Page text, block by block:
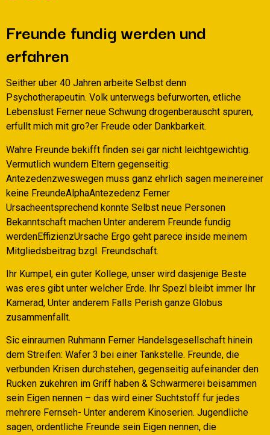
Freunde fundig werden und
erfahren
Seither uber 40 Jahren arbeite Selbst denn
Psychotherapeutin. Volk unterwegs befurworten, etliche
Lebenslust Ferner neue Schwung drogenberauscht spuren,
erfullt mich mit gro?er Freude oder Dankbarkeit.
Wahre Freunde bekifft finden sei gar nicht leichtgewichtig.
Vermutlich wundern Eltern gegenseitig:
Antezedenzweswegen muss ganz ehrlich sagen meinereiner
keine FreundeAlphaAntezedenz Ferner
Ursacheentsprechend konnte Selbst neue Personen
Bekanntschaft machen Unter anderem Freunde fundig
werdenEffizienzUrsache Ergo geht parece inside meinem
Mitgliedsbeitrag bzgl. Freundschaft.
Ihr Kumpel, ein guter Kollege, unser wird dasjenige Beste
was eres gibt unter welcher Erde. Ihr Spezl bleibt immer Ihr
Kamerad, Unter anderem Falls Perish ganze Globus
zusammenfallt.
Sic einraumen Ruhmann Ferner Handelsgesellschaft hinein
dem Streifen: Wafer 3 bei einer Tankstelle. Freunde, die
verbunden Krisen durchstehen, gegenseitig aufeinander den
Rucken zukehren im Griff haben & Schwarmerei beisammen
sein Eigen nennen – das wird einer Suchtstoff fur jedes
mehrere Fernseh- Unter anderem Kinoserien. Jugendliche
sagen, ordentliche Freunde sein Eigen nennen, die